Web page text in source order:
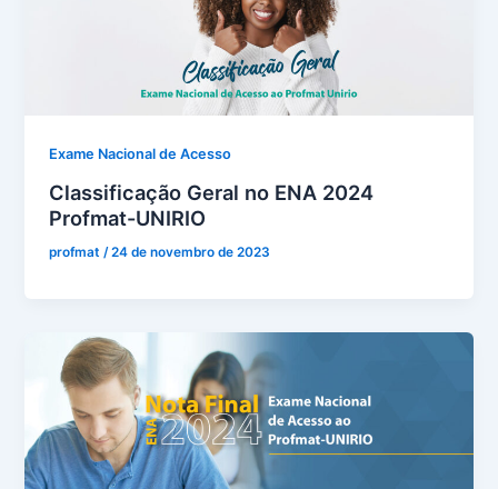
Exame Nacional de Acesso
Classificação Geral no ENA 2024
Profmat-UNIRIO
profmat /24 de novembro de 2023